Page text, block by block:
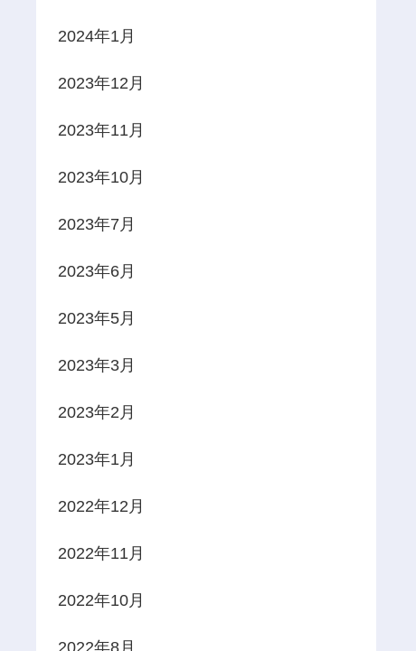
2024年1月
2023年12月
2023年11月
2023年10月
2023年7月
2023年6月
2023年5月
2023年3月
2023年2月
2023年1月
2022年12月
2022年11月
2022年10月